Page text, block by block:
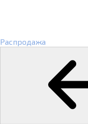
Распродажа